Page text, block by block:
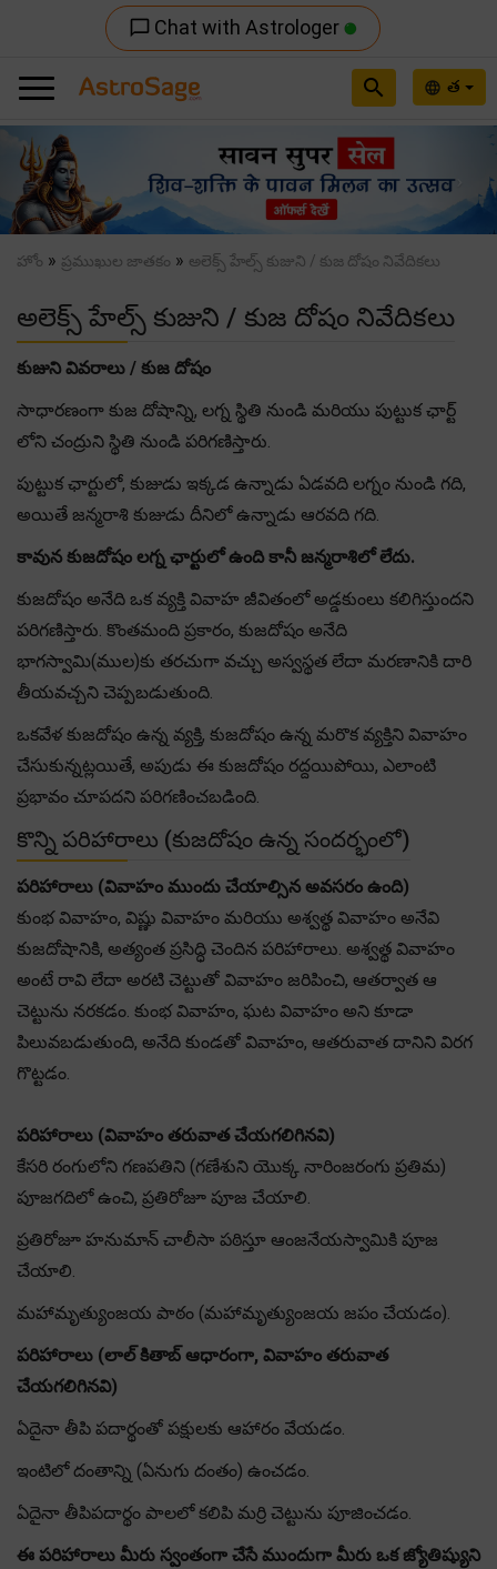
chat_bubble_outline Chat with Astrologer
language త
search
Previous
హోం » ప్రముఖుల జాతకం » అలెక్స్ హేల్స్ కుజుని / కుజ దోషం నివేదికలు
అలెక్స్ హేల్స్ కుజుని / కుజ దోషం నివేదికలు
కుజుని వివరాలు / కుజ దోషం
సాధారణంగా కుజ దోషాన్ని, లగ్న స్థితి నుండి మరియు పుట్టుక ఛార్ట్
లోని చంద్రుని స్థితి నుండి పరిగణిస్తారు.
పుట్టుక ఛార్టులో, కుజుడు ఇక్కడ ఉన్నాడు ఏడవది లగ్నం నుండి గది,
అయితే జన్మరాశి కుజుడు దీనిలో ఉన్నాడు ఆరవది గది.
కావున కుజదోషం లగ్న ఛార్టులో ఉంది కానీ జన్మరాశిలో లేదు.
కుజదోషం అనేది ఒక వ్యక్తి వివాహ జీవితంలో అడ్డకుంలు కలిగిస్తుందని
పరిగణిస్తారు. కొంతమంది ప్రకారం, కుజదోషం అనేది
భాగస్వామి(ముల)కు తరచుగా వచ్చు అస్వస్థత లేదా మరణానికి దారి
తీయవచ్చని చెప్పబడుతుంది.
ఒకవేళ కుజదోషం ఉన్న వ్యక్తి, కుజదోషం ఉన్న మరొక వ్యక్తిని వివాహం
చేసుకున్నట్లయితే, అపుడు ఈ కుజదోషం రద్దయిపోయి, ఎలాంటి
ప్రభావం చూపదని పరిగణించబడింది.
కొన్ని పరిహారాలు (కుజదోషం ఉన్న సందర్భంలో)
పరిహారాలు (వివాహం ముందు చేయాల్సిన అవసరం ఉంది)
కుంభ వివాహం, విష్ణు వివాహం మరియు అశ్వత్థ వివాహం అనేవి
కుజదోషానికి, అత్యంత ప్రసిద్ధి చెందిన పరిహారాలు. అశ్వత్థ వివాహం
అంటే రావి లేదా అరటి చెట్టుతో వివాహం జరిపించి, ఆతర్వాత ఆ
చెట్టును నరకడం. కుంభ వివాహం, ఘట వివాహం అని కూడా
పిలువబడుతుంది, అనేది కుండతో వివాహం, ఆతరువాత దానిని విరగ
గొట్టడం.
పరిహారాలు (వివాహం తరువాత చేయగలిగినవి)
కేసరి రంగులోని గణపతిని (గణేశుని యొక్క నారింజరంగు ప్రతిమ)
పూజగదిలో ఉంచి, ప్రతిరోజూ పూజ చేయాలి.
ప్రతిరోజూ హనుమాన్ చాలీసా పఠిస్తూ ఆంజనేయస్వామికి పూజ
చేయాలి.
మహామృత్యుంజయ పాఠం (మహామృత్యుంజయ జపం చేయడం).
పరిహారాలు (లాల్ కితాబ్ ఆధారంగా, వివాహం తరువాత
చేయగలిగినవి)
ఏదైనా తీపి పదార్థంతో పక్షులకు ఆహారం వేయడం.
ఇంటిలో దంతాన్ని (ఏనుగు దంతం) ఉంచడం.
ఏదైనా తీపిపదార్థం పాలలో కలిపి మర్రి చెట్టును పూజించడం.
ఈ పరిహారాలు మీరు స్వంతంగా చేసే ముందుగా మీరు ఒక జ్యోతిష్యుని